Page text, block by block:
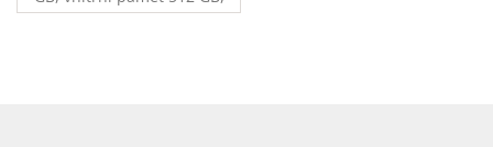
single SIM + eSIM, procesor